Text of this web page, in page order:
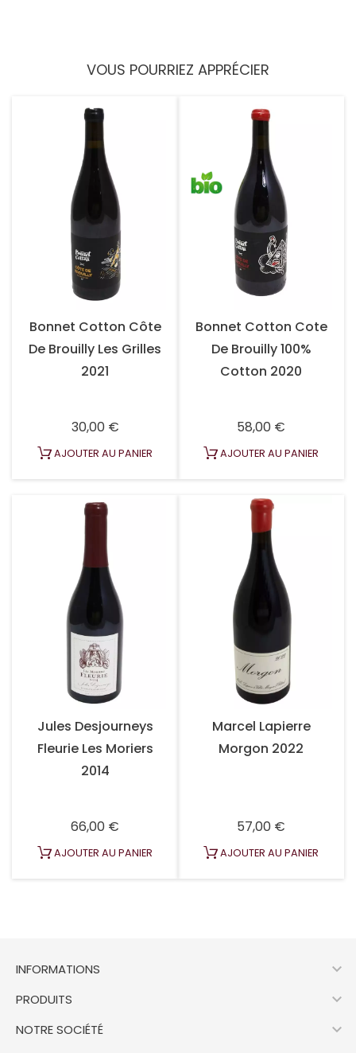
VOUS POURRIEZ APPRÉCIER
Bonnet Cotton Côte
De Brouilly Les Grilles
2021
30,00 €Prix
AJOUTER AU PANIER
Bonnet Cotton Cote
De Brouilly 100%
Cotton 2020
58,00 €
AJOUTER AU PANIER
Jules Desjourneys
Fleurie Les Moriers
2014
66,00 €
AJOUTER AU PANIER
Marcel Lapierre
Morgon 2022
57,00 €
AJOUTER AU PANIER
INFORMATIONS 
PRODUITS 
NOTRE SOCIÉTÉ 